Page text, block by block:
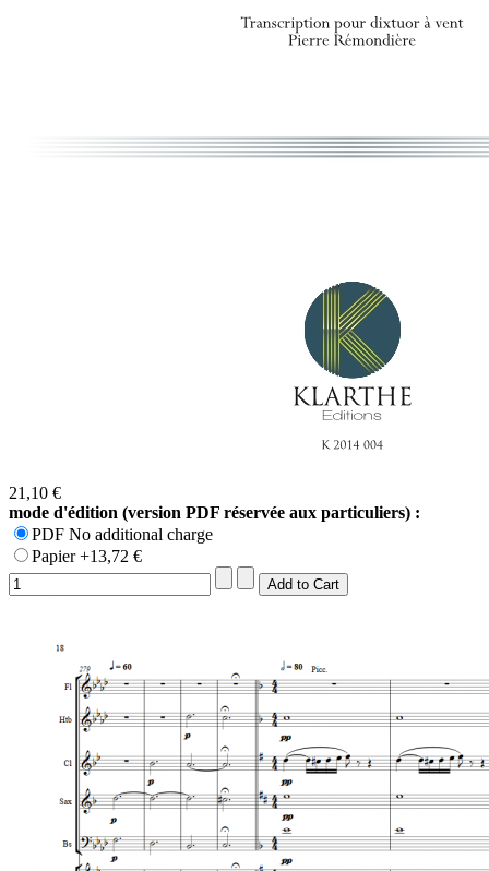
21,10 €
mode d'édition (version PDF réservée aux particuliers) :
PDF No additional charge
Papier +13,72 €